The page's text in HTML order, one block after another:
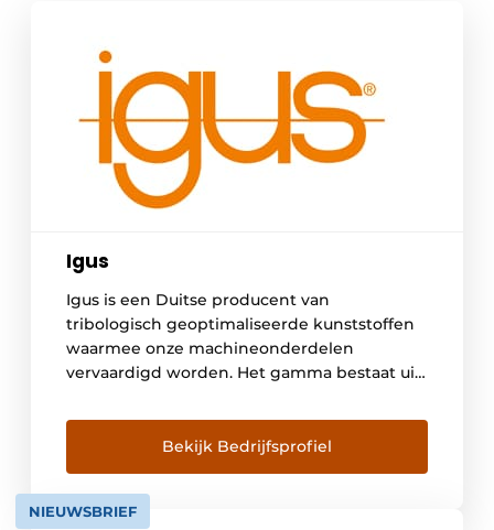
Igus
Igus is een Duitse producent van
tribologisch geoptimaliseerde kunststoffen
waarmee onze machineonderdelen
vervaardigd worden. Het gamma bestaat uit
kabelrupsen en kabels; motion plastics
genaamd. In België bedienen we meer dan
3000 klanten die actief zijn in grote
verscheidenheid van industrieën. Met de
online tools die terug te vinden zijn op […]
Bekijk Bedrijfsprofiel
NIEUWSBRIEF